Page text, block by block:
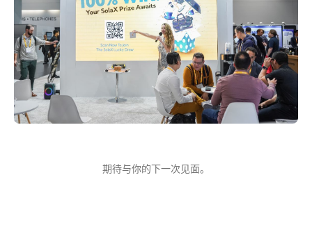
期待与你的下一次见面。